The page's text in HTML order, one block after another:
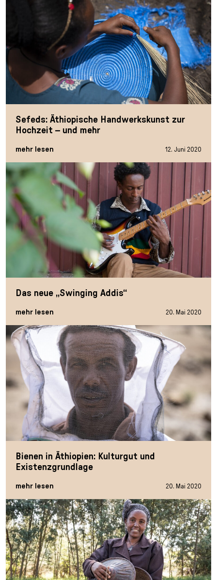
Sefeds: Äthiopische Handwerkskunst zur
Hochzeit – und mehr
mehr lesen 12. Juni 2020
Das neue „Swinging Addis“
mehr lesen 20. Mai 2020
Bienen in Äthiopien: Kulturgut und
Existenzgrundlage
mehr lesen 20. Mai 2020